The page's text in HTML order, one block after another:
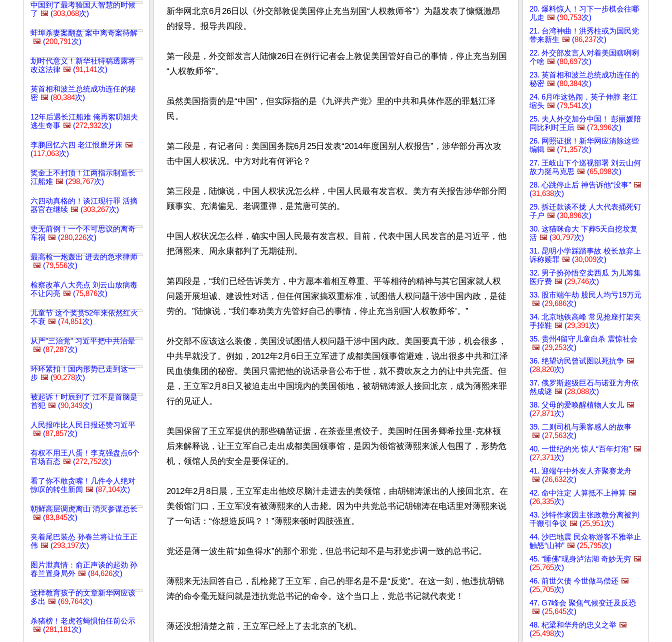
中国到了最考验国人智慧的时候
了 🖼️ (303,068次)
蚌埠杀妻案翻盘 案中离奇案待解
🖼️ (200,791次)
划时代意义！新华社特稿透露将
改这法律 🖼️ (91,141次)
英首相和波兰总统成功连任的秘
密 🖼️ (80,384次)
12年后遇长江船难 俺再絮叨姐夫
逃生奇事 🖼️ (272,932次)
李鹏回忆六四 老江恨磨牙床 🖼️
(117,063次)
奖金上不封顶！江两指示制造长
江船难 🖼️ (298,767次)
六四动真格的！谈江现行罪 活摘
器官在继续 🖼️ (303,267次)
史无前例！一个不可思议的离奇
车祸 🖼️ (280,226次)
最高检一炮轰出 进去的急求律师
🖼️ (79,556次)
检察改革八大亮点 刘云山放病毒
不让闪亮 🖼️ (75,876次)
儿童节 这个奖赏52年来依然红火
不衰 🖼️ (74,851次)
从严"三治党" 习近平把中共治晕
🖼️ (87,287次)
环环紧扣！国内形势已走到这一
步 🖼️ (90,278次)
被起诉！时辰到了 江不是首脑是
首犯 🖼️ (90,349次)
人民报咋比人民日报还赞习近平
🖼️ (87,857次)
有权不用王八蛋！李克强盘点6个
官场百态 🖼️ (272,752次)
看了你不敢贪嘴！几件令人绝对
惊叹的转生新闻 🖼️ (87,104次)
朝鲜高层调虎离山 消灭参谋总长
🖼️ (83,845次)
夹着尾巴装怂 孙春兰将让位王正
伟 🖼️ (293,197次)
图片泄真情：俞正声谈的起劲 孙
春兰置身局外 🖼️ (84,626次)
这样教育孩子的文章新华网应该
多出 🖼️ (69,764次)
杀猪榜！老虎苍蝇惧怕任前公示
🖼️ (281,181次)
新华网北京6月26日以《外交部敦促美国停止充当别国“人权教师爷”》为题发表了慷慨激昂
的报导。报导共四段。
第一段是，外交部发言人陆慷26日在例行记者会上敦促美国管好自己的事情，停止充当别国
“人权教师爷”。
虽然美国指责的是“中国”，但实际指的是《九评共产党》里的中共和具体作恶的罪魁江泽
民。
第二段是，有记者问：美国国务院6月25日发表“2014年度国别人权报告”，涉华部分再次攻
击中国人权状况。中方对此有何评论？
第三段是，陆慷说，中国人权状况怎么样，中国人民最有发言权。美方有关报告涉华部分罔
顾事实、充满偏见、老调重弹，是荒唐可笑的。
中国人权状况怎么样，确实中国人民最有发言权。目前，代表中国人民发言的是习近平，他
把薄熙来、周永康都判了无期徒刑。
第四段是，“我们已经告诉美方，中方愿本着相互尊重、平等相待的精神与其它国家就人权
问题开展坦诚、建设性对话，但任何国家搞双重标准，试图借人权问题干涉中国内政，是徒
劳的。”陆慷说，“我们奉劝美方先管好自己的事情，停止充当别国‘人权教师爷’。”
外交部不应该这么装傻，美国没试图借人权问题干涉中国内政。美国要真干涉，机会很多，
中共早就没了。例如，2012年2月6日王立军进了成都美国领事馆避难，说出很多中共和江泽
民血债集团的秘密。美国只需把他的说话录音公布于世，就不费吹灰之力的让中共完蛋。但
是，王立军2月8日又被迫走出中国境内的美国领地，被胡锦涛派人接回北京，成为薄熙来罪
行的见证人。
美国保留了王立军提供的那些确凿证据，在茶壶里煮饺子。美国时任国务卿希拉里-克林顿
后来解释说，让王立军自己走出成都美国领事馆，是因为领馆被薄熙来派人包围了，形势危
机，领馆人员的安全是要保证的。
2012年2月8日晨，王立军走出他绞尽脑汁走进去的美领馆，由胡锦涛派出的人接回北京。在
美领馆门口，王立军没有被薄熙来的人击毙。因为中共党总书记胡锦涛在电话里对薄熙来说
了一句话：“你想造反吗？！”薄熙来顿时四肢强直。
党还是薄一波生前“如鱼得水”的那个邪党，但总书记却不是与邪党步调一致的总书记。
薄熙来无法回答自己，乱枪毙了王立军，自己的罪名是不是“反党”。在这一刻，他违抗胡锦
涛的命令毫无疑问就是违抗党总书记的命令。这个当口上，党总书记就代表党！
薄还没想清楚之前，王立军已经上了去北京的飞机。
20. 爆料惊人！习下一步棋会往哪
儿走 🖼️ (90,753次)
21. 台湾神曲！洪秀柱或为国民党
带来新生 🖼️ (86,237次)
22. 外交部发言人对着美国瞎咧咧
个啥 🖼️ (80,697次)
23. 英首相和波兰总统成功连任的
秘密 🖼️ (80,384次)
24. 6月咋这热闹，英子伸脖 老江
缩头 🖼️ (79,541次)
25. 夫人外交加分中国！ 彭丽媛陪
同比利时王后 🖼️ (73,996次)
26. 网照证据！新华网应清除这些
编辑 🖼️ (71,357次)
27. 王岐山下个巡视部署 刘云山何
故力挺马克思 🖼️ (65,098次)
28. 心跳停止后 神告诉他“没事” 🖼️
(31,638次)
29. 拆迁款谈不拢 人大代表捅死钉
子户 🖼️ (30,896次)
30. 这猫咪命大 下葬5天自挖坟复
活 🖼️ (30,797次)
31. 昆明小学踩踏事故 校长放弃上
诉称赎罪 🖼️ (30,009次)
32. 男子扮孙悟空卖西瓜 为儿筹集
医疗费 🖼️ (29,746次)
33. 股市端午劫 股民人均亏19万元
🖼️ (29,686次)
34. 北京地铁高峰 常见抢座打架夹
手掉鞋 🖼️ (29,391次)
35. 贵州4留守儿童自杀 震惊社会
🖼️ (29,253次)
36. 绝望访民曾试图以死抗争 🖼️
(28,820次)
37. 俄罗斯超级巨石与诺亚方舟依
然成谜 🖼️ (28,088次)
38. 父母的爱唤醒植物人女儿 🖼️
(27,871次)
39. 二则司机与乘客感人的故事
🖼️ (27,563次)
40. 一世纪的光 惊人“百年灯泡” 🖼️
(27,371次)
41. 迎端午中外友人齐聚赛龙舟
🖼️ (26,632次)
42. 命中注定 人算抵不上神算 🖼️
(26,335次)
43. 沙特作家因主张政教分离被判
千鞭引争议 🖼️ (25,951次)
44. 沙巴地震 民众称游客不雅举止
触怒“山神” 🖼️ (25,795次)
45. “睡佛”现身泸沽湖 奇妙无穷 🖼️
(25,765次)
46. 前世欠债 今世做马偿还 🖼️
(25,705次)
47. G7峰会 聚焦气候变迁及反恐
🖼️ (25,645次)
48. 杞梁和华舟的忠义之举 🖼️
(25,498次)